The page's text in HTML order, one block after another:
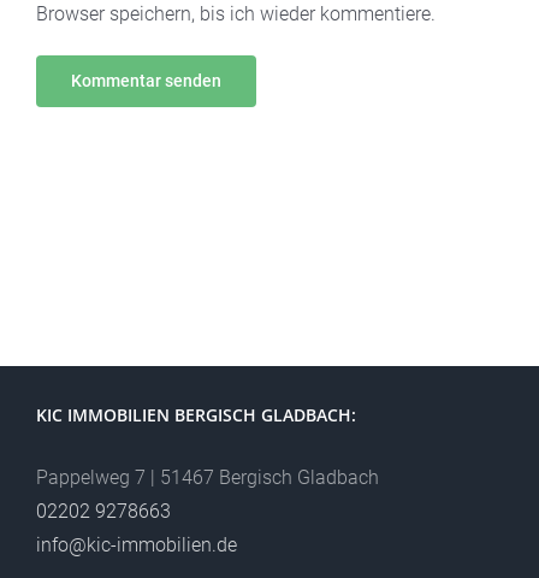
Browser speichern, bis ich wieder kommentiere.
KIC IMMOBILIEN BERGISCH GLADBACH:
Pappelweg 7 | 51467 Bergisch Gladbach
02202 9278663
info@kic-immobilien.de